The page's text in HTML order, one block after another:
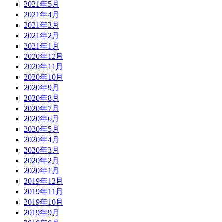
2021年5月
2021年4月
2021年3月
2021年2月
2021年1月
2020年12月
2020年11月
2020年10月
2020年9月
2020年8月
2020年7月
2020年6月
2020年5月
2020年4月
2020年3月
2020年2月
2020年1月
2019年12月
2019年11月
2019年10月
2019年9月